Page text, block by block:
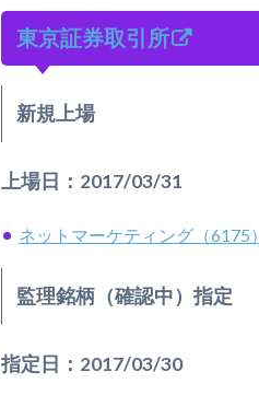
東京証券取引所
新規上場
上場日：2017/03/31
ネットマーケティング（6175）
監理銘柄（確認中）指定
指定日：2017/03/30